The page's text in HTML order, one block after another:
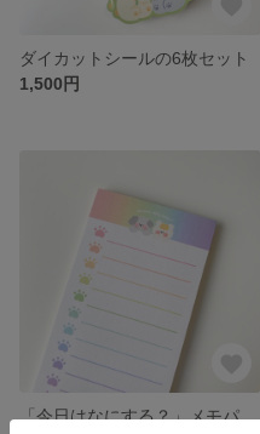
ダイカットシールの6枚セット
1,500円
「今日はなにする？」メモパッド